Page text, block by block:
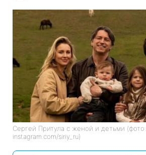
Сергей Притула с женой и детьми (фото:
instagram.com/siriy_ru)